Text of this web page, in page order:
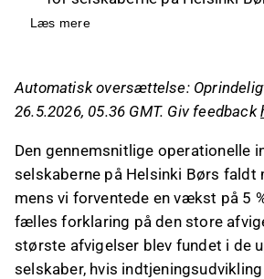
cirka 3 % i Q1, hvilket var
svag, og driftsmiljøet for det
børsnoterede selskab var
Median-selskabets
som forventet, men den
indtjening var markant under
Geopolitisk usikkerhed
men der er også tegn på
økonomi.
Læs mere
Automatisk oversættelse:
26.5.2026, 05.36 GMT. Giv feedback
Den gennemsnitlige operationelle
selskaberne på Helsinki Børs faldt
mens vi forventede en vækst på 5
fælles forklaring på den store
største afvigelser blev fundet i de
selskaber, hvis